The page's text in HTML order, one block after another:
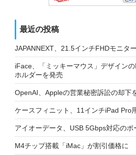
最近の投稿
JAPANNEXT、21.5インチFHDモニタ
iFace、「ミッキーマウス」デザイン
ホルダーを発売
OpenAI、Appleの営業秘密訴訟の却下
ケースフィニット、11インチiPad Pro
アイオーデータ、USB 5Gbps対応のポ
M4チップ搭載「iMac」が割引価格に